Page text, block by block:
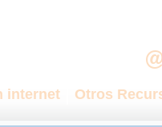
internet Otros